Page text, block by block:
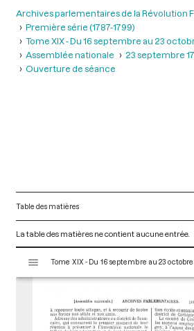
Archives parlementaires de la Révolution
Première série (1787-1799)
Tome XIX - Du 16 septembre au 23
Assemblée nationale
23 septembre
Ouverture de séance
Table des matières
La table des matières ne contient aucune entrée.
s
Tome XIX - Du 16 septembre au 23